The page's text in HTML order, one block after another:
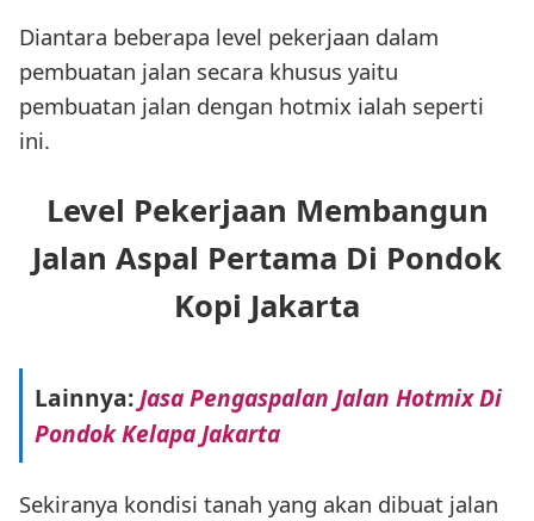
Diantara beberapa level pekerjaan dalam
pembuatan jalan secara khusus yaitu
pembuatan jalan dengan hotmix ialah seperti
ini.
Level Pekerjaan Membangun
Jalan Aspal Pertama Di Pondok
Kopi Jakarta
Lainnya:Jasa Pengaspalan Jalan Hotmix Di
Pondok Kelapa Jakarta
Sekiranya kondisi tanah yang akan dibuat jalan